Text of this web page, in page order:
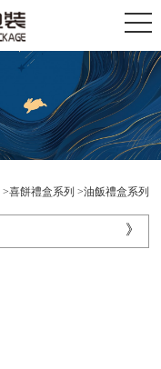
喜餅禮盒系列 油飯禮盒系列